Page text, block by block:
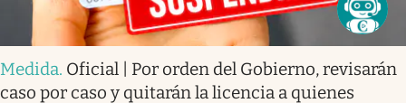
Medida. Oficial | Por orden del Gobierno, revisarán
caso por caso y quitarán la licencia a quienes